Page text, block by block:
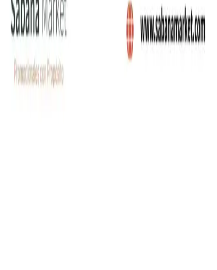
Carrera 5 # 26-120 Bloque B, OFI. 402,
Funza ,Cundinamarca
Sabana Market SAS. Todos los derechos
reservados.
Política de Privacidad